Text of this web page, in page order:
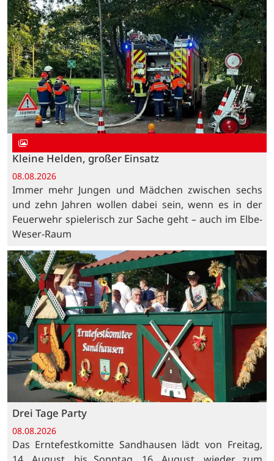
Kleine Helden, großer Einsatz
08.08.2026
Immer mehr Jungen und Mädchen zwischen sechs
und zehn Jahren wollen dabei sein, wenn es in der
Feuerwehr spielerisch zur Sache geht – auch im Elbe-
Weser-Raum
Drei Tage Party
08.08.2026
Das Erntefestkomitte Sandhausen lädt von Freitag,